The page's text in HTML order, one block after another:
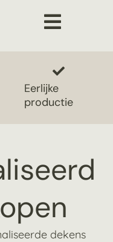
Eerlijke
productie
dekens